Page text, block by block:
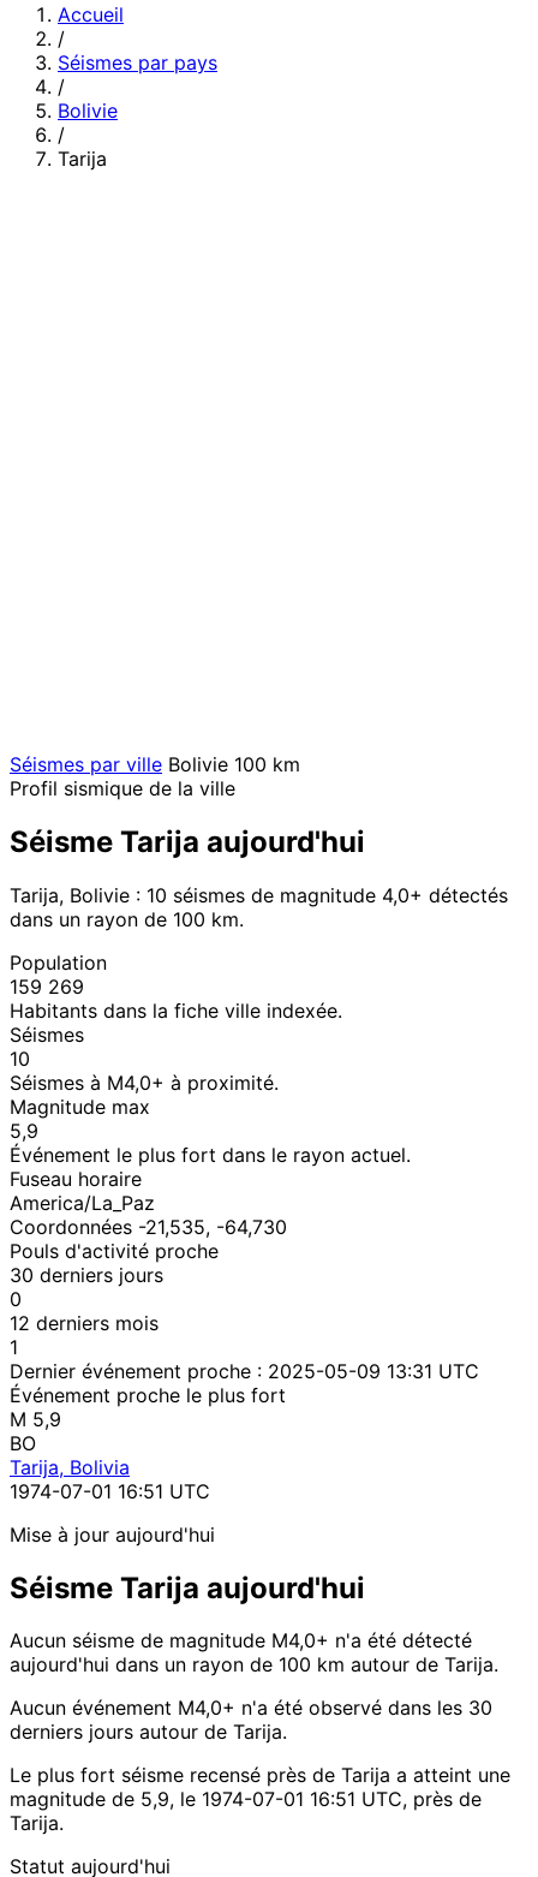
Accueil
/
Séismes par pays
/
Bolivie
/
Tarija
Séismes par ville Bolivie 100 km
Profil sismique de la ville
Séisme Tarija aujourd'hui
Tarija, Bolivie : 10 séismes de magnitude 4,0+ détectés
dans un rayon de 100 km.
Population
159 269
Habitants dans la fiche ville indexée.
Séismes
10
Séismes à M4,0+ à proximité.
Magnitude max
5,9
Événement le plus fort dans le rayon actuel.
Fuseau horaire
America/La_Paz
Coordonnées -21,535, -64,730
Pouls d'activité proche
30 derniers jours
0
12 derniers mois
1
Dernier événement proche : 2025-05-09 13:31 UTC
Événement proche le plus fort
M 5,9
BO
Tarija, Bolivia
1974-07-01 16:51 UTC
Mise à jour aujourd'hui
Séisme Tarija aujourd'hui
Aucun séisme de magnitude M4,0+ n'a été détecté
aujourd'hui dans un rayon de 100 km autour de Tarija.
Aucun événement M4,0+ n'a été observé dans les 30
derniers jours autour de Tarija.
Le plus fort séisme recensé près de Tarija a atteint une
magnitude de 5,9, le 1974-07-01 16:51 UTC, près de
Tarija.
Statut aujourd'hui